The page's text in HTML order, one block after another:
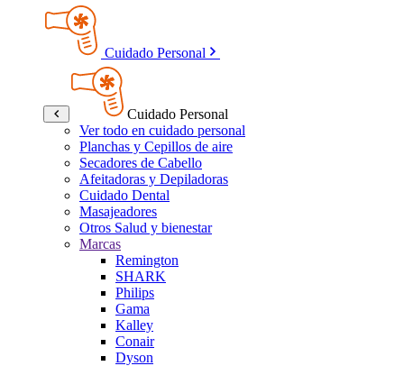
Cuidado Personal
Cuidado Personal
Ver todo en cuidado personal
Planchas y Cepillos de aire
Secadores de Cabello
Afeitadoras y Depiladoras
Cuidado Dental
Masajeadores
Otros Salud y bienestar
Marcas
Remington
SHARK
Philips
Gama
Kalley
Conair
Dyson